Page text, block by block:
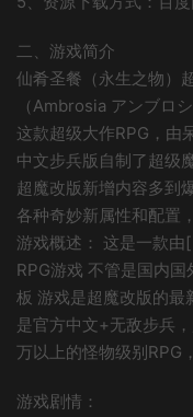
二、游戏简介
仙肴圣餐（永生之物）
（Ambrosia アンブロシ
这款超级大作RPG，由
中文步兵版自制了超级
超魔改版新增内容多到
各种奇妙新属性和配置
游戏概述： 这是一款
RPG游戏 不管是国内
板 游戏是超魔改版的最
是官方中文+无敌步兵
万以上的怪物级别RPG
游戏剧情：